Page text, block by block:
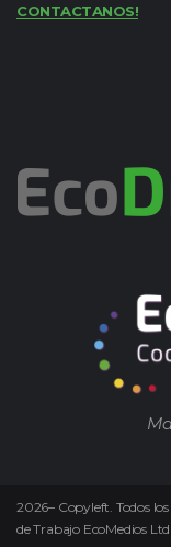
CONTACTANOS!
2026– Copyleft. Todos
de Trabajo EcoMedios